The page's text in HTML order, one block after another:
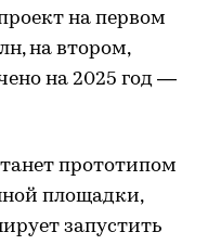
на первом
на втором,
на 2025 год —
прототипом
площадки,
запустить